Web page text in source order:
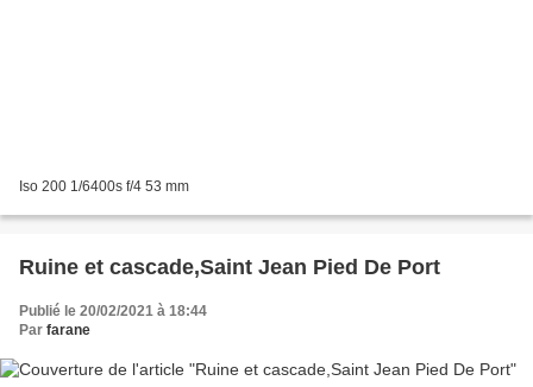
Iso 200 1/6400s f/4 53 mm
Ruine et cascade,Saint Jean Pied De Port
Publié le 20/02/2021 à 18:44
Par farane